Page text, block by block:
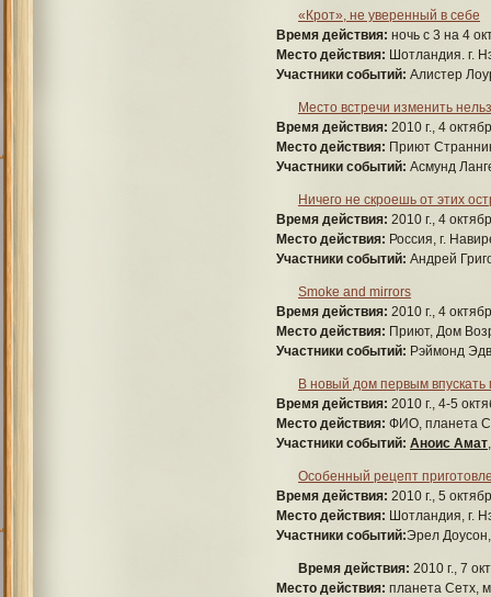
«Крот», не уверенный в себе
Время действия: ночь с 3 на 4
Место действия: Шотландия. г.
Участники событий: Алистер
Место встречи изменить
Время действия: 2010 г., 4
Место действия: Приют
Участники событий: Асмунд
Ничего не скроешь от этих
Время действия: 2010 г., 4
Место действия: Россия, г.
Участники событий: Андрей
Smoke and mirrors
Время действия: 2010 г., 4
Место действия: Приют, Дом
Участники событий: Рэймонд
В новый дом первым впускать
Время действия: 2010 г., 4-5
Место действия: ФИО, планета
Участники событий: Аноис Амат
Особенный рецепт
Время действия: 2010 г., 5
Место действия: Шотландия, г.
Участники событий:Эрел
Время действия: 2010 г., 7
Место действия: планета Cетх,